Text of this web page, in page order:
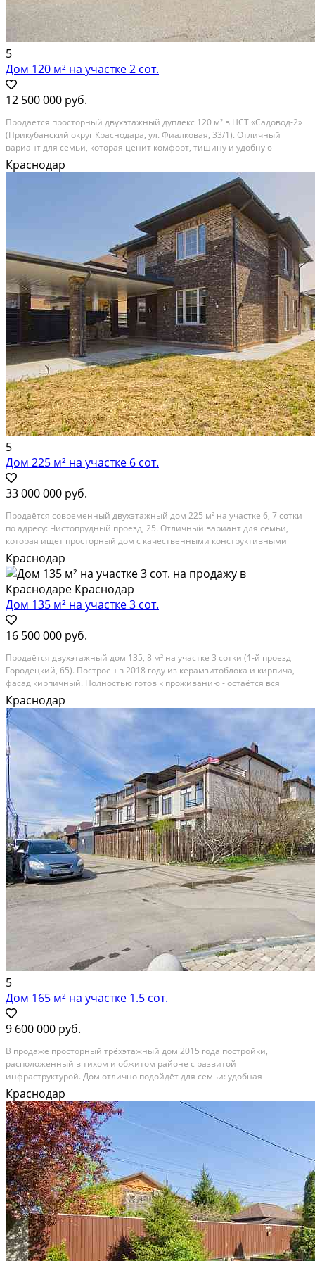
5
Дом 120 м² на участке 2 сот.
12 500 000 руб.
Продаётся просторный двухэтажный дуплекс 120 м² в НСТ «Садовод-2»
(Прикубанский округ Краснодара, ул. Фиалковая, 33/1). Отличный
вариант для семьи, которая ценит комфорт, тишину и удобную
инфраструктуру. Дом полностью готов к проживанию без
дополнительных вложений. Дом 2013 года постройки,...
Расстояние до города (км): В черте города; Этажей в доме: 2; Материал
Краснодар
5
Дом 225 м² на участке 6 сот.
33 000 000 руб.
Продаётся современный двухэтажный дом 225 м² на участке 6, 7 сотки
по адресу: Чистопрудный проезд, 25. Отличный вариант для семьи,
которая ищет просторный дом с качественными конструктивными
решениями, удобной планировкой и всеми коммуникациями. Дом 2022
года постройки, расположен в тихом районе...
Расстояние до города (км): В черте города; Этажей в доме: 2; Материал
стен дома: Кирпич
Краснодар
Дом 135 м² на участке 3 сот.
16 500 000 руб.
Продаётся двухэтажный дом 135, 8 м² на участке 3 сотки (1-й проезд
Городецкий, 65). Построен в 2018 году из керамзитоблока и кирпича,
фасад кирпичный. Полностью готов к проживанию - остаётся вся
мебель и техника. В доме 4 изолированные комнаты, кухня 27, 8 м², 2
санузла (ванна и душевая),...
Расстояние до города (км): В черте города; Этажей в доме: 2; Материал
стен дома: Газоблоки
Краснодар
5
Дом 165 м² на участке 1.5 сот.
9 600 000 руб.
В продаже просторный трёхэтажный дом 2015 года постройки,
расположенный в тихом и обжитом районе с развитой
инфраструктурой. Дом отлично подойдёт для семьи: удобная
планировка, три санузла, большая терраса и возможность сразу
заехать и жить, постепенно обновляя интерьер под себя. Общая
площадь -...
Расстояние до города (км): В черте города; Этажей в доме: 3; Материал
стен дома: Экспериментальные материалы
Краснодар